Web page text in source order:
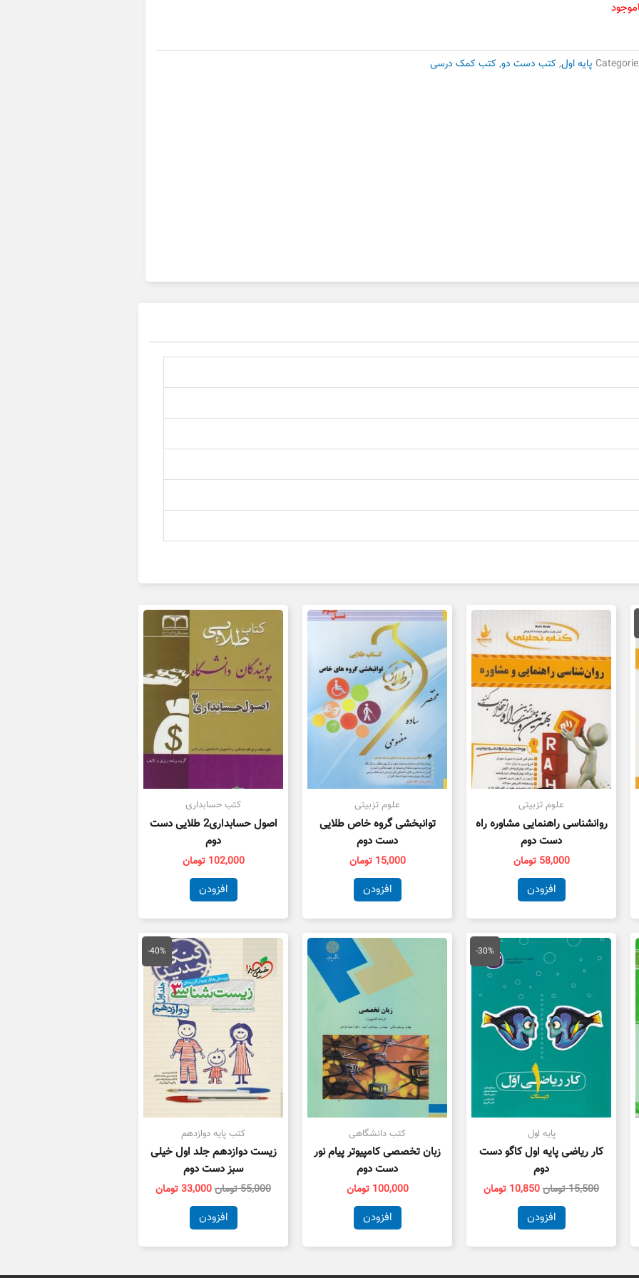
پایه اول, کتب دست دو, کتب کمک درسی
علوم تزبیتی
روانشناسی راهنمایی مشاوره راه
دست دوم
58,000 تومان
افزودن
علوم تزبیتی
توانبخشی گروه خاص طلایی
دست دوم
15,000 تومان
افزودن
کتب حسابداری
اصول حسابداری2 طلایی دست
دوم
102,000 تومان
افزودن
-30%
پایه اول
کار ریاضی پایه اول کاگو دست
دوم
15,500تومان
قیمت
15,500 تومان
بود.
10,850 تومان
قیمت
فعلی
افزودن
کتب دانشگاهی
زبان تخصصی کامپیوتر پیام نور
دست دوم
100,000 تومان
افزودن
-40%
کتب پایه دوازدهم
زیست دوازدهم جلد اول خیلی
سبز دست دوم
55,000تومان
قیمت
اصلی
55,000 تومان
بود.
33,000تومان
قیمت
فعلی
است.
افزودن